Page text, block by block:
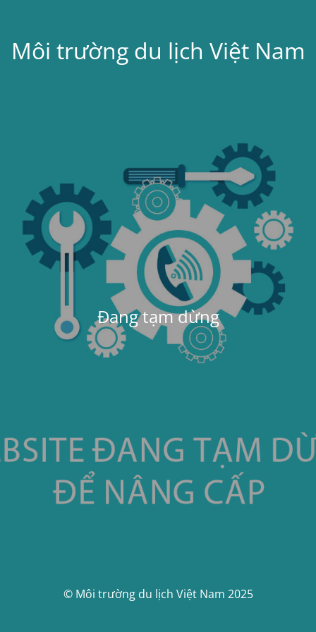
Môi trường du lịch Việt Nam
Đang tạm dừng
© Môi trường du lịch Việt Nam 2025